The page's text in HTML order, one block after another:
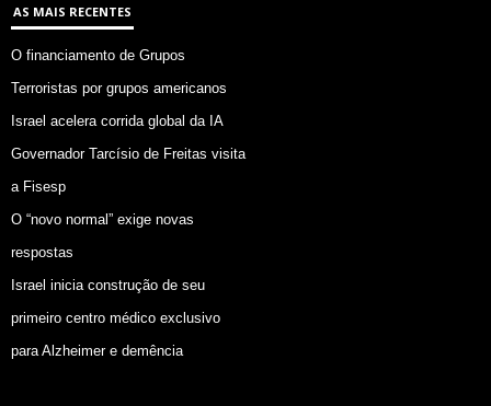
AS MAIS RECENTES
O financiamento de Grupos
Terroristas por grupos americanos
Israel acelera corrida global da IA
Governador Tarcísio de Freitas visita
a Fisesp
O “novo normal” exige novas
respostas
Israel inicia construção de seu
primeiro centro médico exclusivo
para Alzheimer e demência